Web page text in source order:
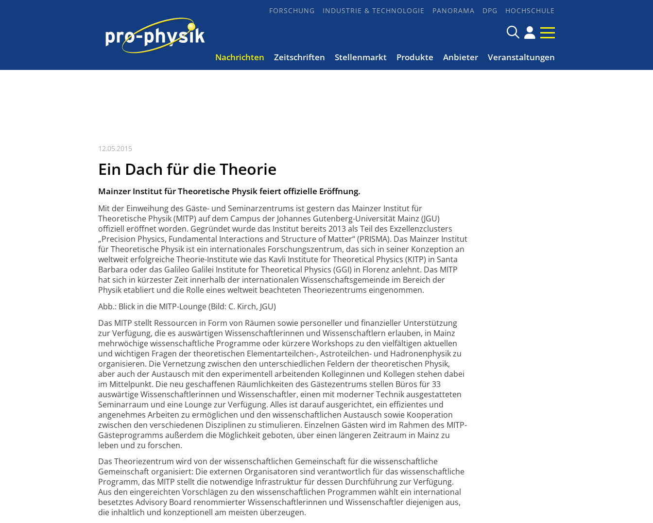
FORSCHUNG INDUSTRIE & TECHNOLOGIE PANORAMA DPG HOCHSCHULE
Nachrichten Zeitschriften Stellenmarkt Produkte Anbieter Veranstaltungen
12.05.2015
Ein Dach für die Theorie
Mainzer Institut für Theoretische Physik feiert offizielle Eröffnung.
Mit der Einweihung des Gäste- und Seminarzentrums ist gestern das Mainzer Institut für
Theoretische Physik (MITP) auf dem Campus der Johannes Gutenberg-Universität Mainz (JGU)
offiziell eröffnet worden. Gegründet wurde das Institut bereits 2013 als Teil des Exzellenzclusters
„Precision Physics, Fundamental Interactions and Structure of Matter“ (PRISMA). Das Mainzer Institut
für Theoretische Physik ist ein internationales Forschungs­zentrum, das sich in seiner Konzeption an
weltweit erfolgreiche Theorie-Institute wie das Kavli Institute for Theoretical Physics (KITP) in Santa
Barbara oder das Galileo Galilei Institute for Theoretical Physics (GGI) in Florenz anlehnt. Das MITP
hat sich in kürzester Zeit innerhalb der internationalen Wissenschafts­gemeinde im Bereich der
Physik etabliert und die Rolle eines weltweit beachteten Theoriezentrums eingenommen.
Abb.: Blick in die MITP-Lounge (Bild: C. Kirch, JGU)
Das MITP stellt Ressourcen in Form von Räumen sowie personeller und finanzieller Unterstützung
zur Verfügung, die es auswärtigen Wissenschaftlerinnen und Wissenschaftlern erlauben, in Mainz
mehrwöchige wissenschaftliche Programme oder kürzere Workshops zu den vielfältigen aktuellen
und wichtigen Fragen der theoretischen Elementarteilchen-, Astroteilchen- und Hadronenphysik zu
organisieren. Die Vernetzung zwischen den unterschiedlichen Feldern der theoretischen Physik,
aber auch der Austausch mit den experimentell arbeitenden Kolleginnen und Kollegen stehen dabei
im Mittelpunkt. Die neu geschaffenen Räumlichkeiten des Gästezentrums stellen Büros für 33
auswärtige Wissenschaftlerinnen und Wissenschaftler, einen mit moderner Technik ausgestatteten
Seminarraum und eine Lounge zur Verfügung. Alles ist darauf ausgerichtet, ein effizientes und
angenehmes Arbeiten zu ermöglichen und den wissenschaftlichen Austausch sowie Kooperation
zwischen den verschiedenen Disziplinen zu stimulieren. Einzelnen Gästen wird im Rahmen des MITP-
Gäste­programms außerdem die Möglichkeit geboten, über einen längeren Zeitraum in Mainz zu
leben und zu forschen.
Das Theoriezentrum wird von der wissenschaftlichen Gemeinschaft für die wissenschaftliche
Gemeinschaft organisiert: Die externen Organisatoren sind verantwortlich für das wissenschaftliche
Programm, das MITP stellt die notwendige Infrastruktur für dessen Durchführung zur Verfügung.
Aus den eingereichten Vorschlägen zu den wissenschaftlichen Programmen wählt ein international
besetztes Advisory Board renommierter Wissen­schaftlerinnen und Wissen­schaftler diejenigen aus,
die inhaltlich und konzeptionell am meisten überzeugen.